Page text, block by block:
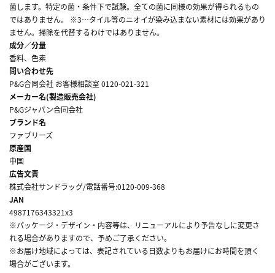
菌します。特定の菌・条件下で試験。全ての菌に同様の効果が得られるもの
ではありません。 ※3…タイル等のニオイが染み込まない素材には効果があり
ません。掃除を代替するわけではありません。
成分／分量
香料、色素
問い合わせ先
P&G合同会社 お客様相談室 0120-021-321
メーカー名(製造販売会社)
P&Gジャパン合同会社
ブランド名
ファブリーズ
原産国
中国
広告文責
株式会社サンドラッグ/電話番号:0120-009-368
JAN
4987176343321x3
※パッケージ・デザイン・内容等は、リニューアルにより予告なしに変更さ
れる場合がありますので、予めご了承ください。
※お届け地域によっては、表記されている日数よりもお届けにお時間を頂く
場合がございます。